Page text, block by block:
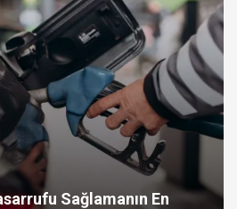
Sağlamanın En